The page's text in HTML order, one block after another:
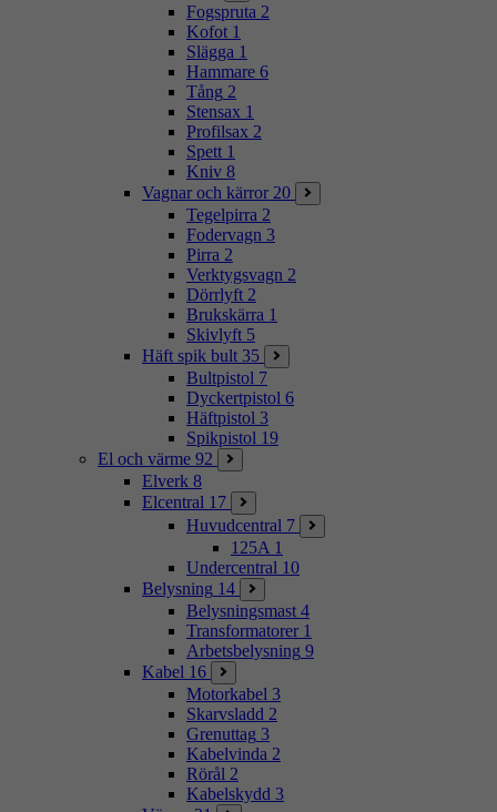
Fogspruta 2
Kofot 1
Slägga 1
Hammare 6
Tång 2
Stensax 1
Profilsax 2
Spett 1
Kniv 8
Vagnar och kärror 20
Tegelpirra 2
Fodervagn 3
Pirra 2
Verktygsvagn 2
Dörrlyft 2
Brukskärra 1
Skivlyft 5
Häft spik bult 35
Bultpistol 7
Dyckertpistol 6
Häftpistol 3
Spikpistol 19
El och värme 92
Elverk 8
Elcentral 17
Huvudcentral 7
125A 1
Undercentral 10
Belysning 14
Belysningsmast 4
Transformatorer 1
Arbetsbelysning 9
Kabel 16
Motorkabel 3
Skarvsladd 2
Grenuttag 3
Kabelvinda 2
Rörål 2
Kabelskydd 3